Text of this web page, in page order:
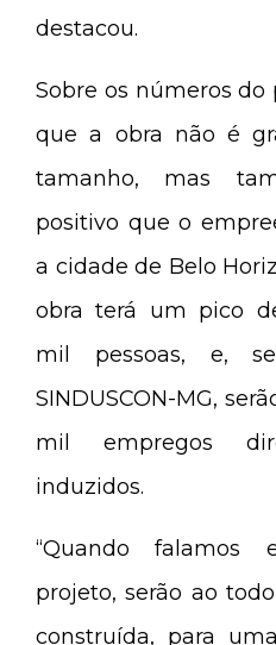
destacou.
Sobre os números do
que a obra não é
tamanho, mas
positivo que o
a cidade de Belo
obra terá um pico
mil pessoas, e,
SINDUSCON-MG,
mil empregos
induzidos.
“Quando falamos
projeto, serão ao
construída, para